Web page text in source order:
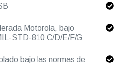
Motorola, bajo
STD-810 C/D/E/F/G
bajo las normas de